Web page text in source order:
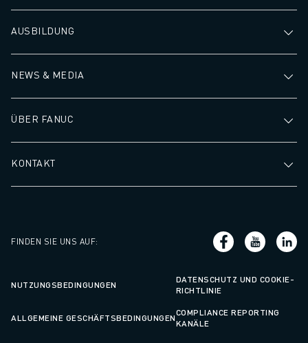
AUSBILDUNG
NEWS & MEDIA
ÜBER FANUC
KONTAKT
FINDEN SIE UNS AUF:
NUTZUNGSBEDINGUNGEN
DATENSCHUTZ UND COOKIE-
RICHTLINIE
ALLGEMEINE GESCHÄFTSBEDINGUNGEN
COMPLIANCE REPORTING
KANÄLE